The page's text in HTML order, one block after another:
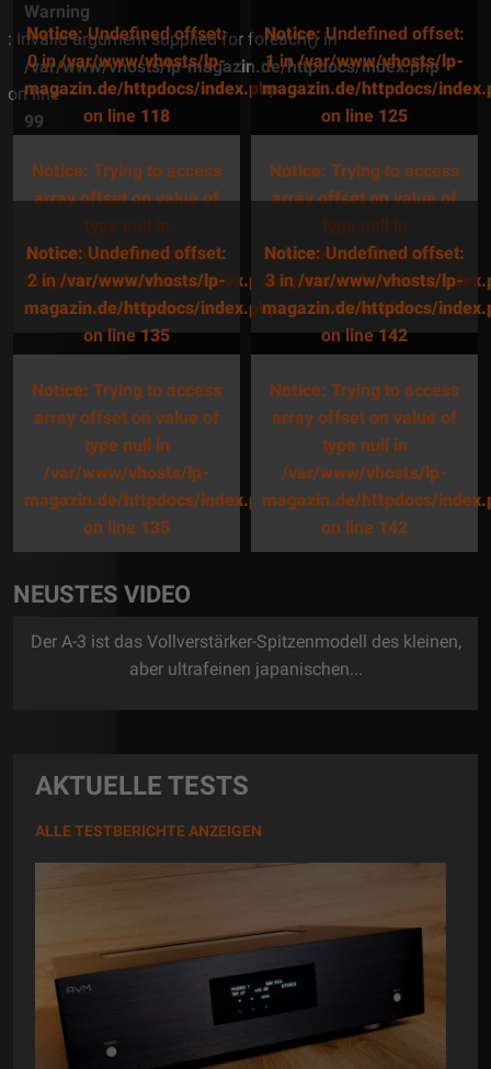
Warning
: Invalid argument supplied for foreach() in
/var/www/vhosts/lp-magazin.de/httpdocs/index.php
on line
99
Notice: Undefined offset:
0 in/var/www/vhosts/lp-
magazin.de/httpdocs/index.php
on line 118
Notice: Trying to access
array offset on value of
type null in
/var/www/vhosts/lp-
magazin.de/httpdocs/index.php
on line118
Notice: Undefined offset:
1 in/var/www/vhosts/lp-
magazin.de/httpdocs/
on line 125
Notice: Trying to access
array offset on value of
type null in
/var/www/vhosts/lp-
magazin.de/httpdocs/
on line125
Notice: Undefined offset:
2 in/var/www/vhosts/lp-
magazin.de/httpdocs/index.php
on line 135
Notice: Trying to access
array offset on value of
type null in
/var/www/vhosts/lp-
magazin.de/httpdocs/index.php
on line 135
Notice: Undefined offset:
3 in/var/www/vhosts/lp-
magazin.de/httpdocs/
on line 142
Notice: Trying to access
array offset on value of
type null in
/var/www/vhosts/lp-
magazin.de/httpdocs/
on line 142
NEUSTES VIDEO
Der A-3 ist das Vollverstärker-Spitzenmodell des kleinen,
aber ultrafeinen japanischen...
AKTUELLE TESTS
ALLE TESTBERICHTE ANZEIGEN